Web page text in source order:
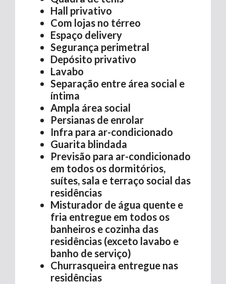
Hall privativo
Com lojas no térreo
Espaço delivery
Segurança perimetral
Depósito privativo
Lavabo
Separação entre área social e
íntima
Ampla área social
Persianas de enrolar
Infra para ar-condicionado
Guarita blindada
Previsão para ar-condicionado
em todos os dormitórios,
suítes, sala e terraço social das
residências
Misturador de água quente e
fria entregue em todos os
banheiros e cozinha das
residências (exceto lavabo e
banho de serviço)
Churrasqueira entregue nas
residências